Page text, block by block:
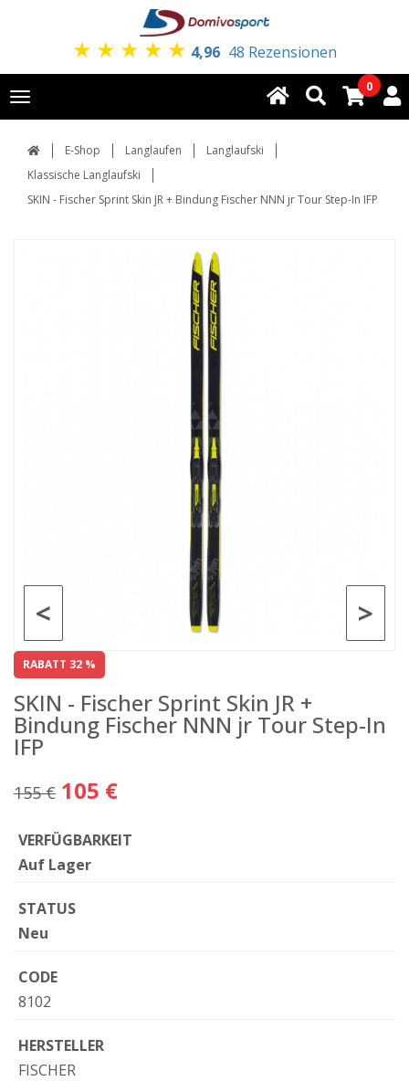
★ ★ ★ ★ ★ 4,96 48 Rezensionen
Toggle
navigation
0
E-Shop Langlaufen
Langlaufski
Klassische Langlaufski
SKIN - Fischer Sprint Skin JR + Bindung Fischer NNN jr Tour Step-In IFP
>
<
RABATT 32 %
SKIN - Fischer Sprint Skin JR +
Bindung Fischer NNN jr Tour Step-In
IFP
155 € 105 €
VERFÜGBARKEIT
Auf Lager
STATUS
Neu
CODE
8102
HERSTELLER
FISCHER